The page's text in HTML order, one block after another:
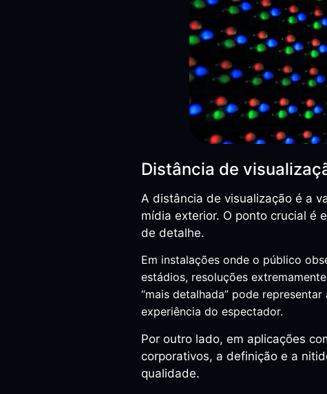
Distância de
A distância de visualização é a
mídia exterior. O ponto crucial é
de detalhe.
Em instalações onde o público
estádios, resoluções
“mais detalhada” pode
experiência do espectador.
Por outro lado, em aplicações
corporativos, a definição e a
qualidade.